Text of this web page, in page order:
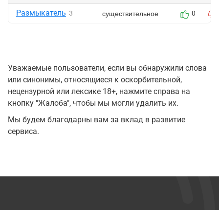
Размыкатель 3 существительное 0
Уважаемые пользователи, если вы обнаружили слова
или синонимы, относящиеся к оскорбительной,
нецензурной или лексике 18+, нажмите справа на
кнопку "Жалоба", чтобы мы могли удалить их.
Мы будем благодарны вам за вклад в развитие
сервиса.